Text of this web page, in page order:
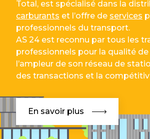
Total, est spécialisé dans la
carburants et l’offre de services
professionnels du transport.
AS 24 est reconnu par tous les
professionnels pour la qualité
l’ampleur de son réseau de
des transactions et la
En savoir plus